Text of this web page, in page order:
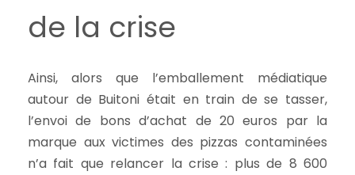
de la crise
Ainsi, alors que l’emballement médiatique
autour de Buitoni était en train de se tasser,
l’envoi de bons d’achat de 20 euros par la
marque aux victimes des pizzas contaminées
n’a fait que relancer la crise : plus de 8 600